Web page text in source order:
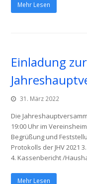
Mehr Lesen
Einladung zur
31. März 2022
Die
19:00 Uhr im
Begrüßung und
Protokolls der JHV 2021
4. Kassenbericht /
Mehr Lesen